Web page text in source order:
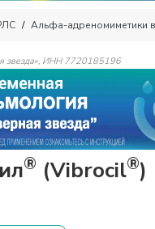
Альфа-адреномиметики
звезда», ИНН 7720185196
® (Vibrocil®)